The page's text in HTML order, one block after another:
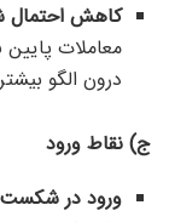
کاهش
معاملات
درون الگو
ج) نقاط ورود
ورود در